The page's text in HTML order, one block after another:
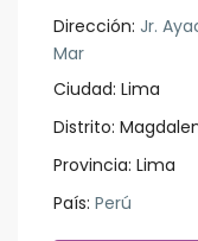
Dirección: Jr.
Mar
Ciudad: Lima
Distrito:
Provincia: Lima
País: Perú